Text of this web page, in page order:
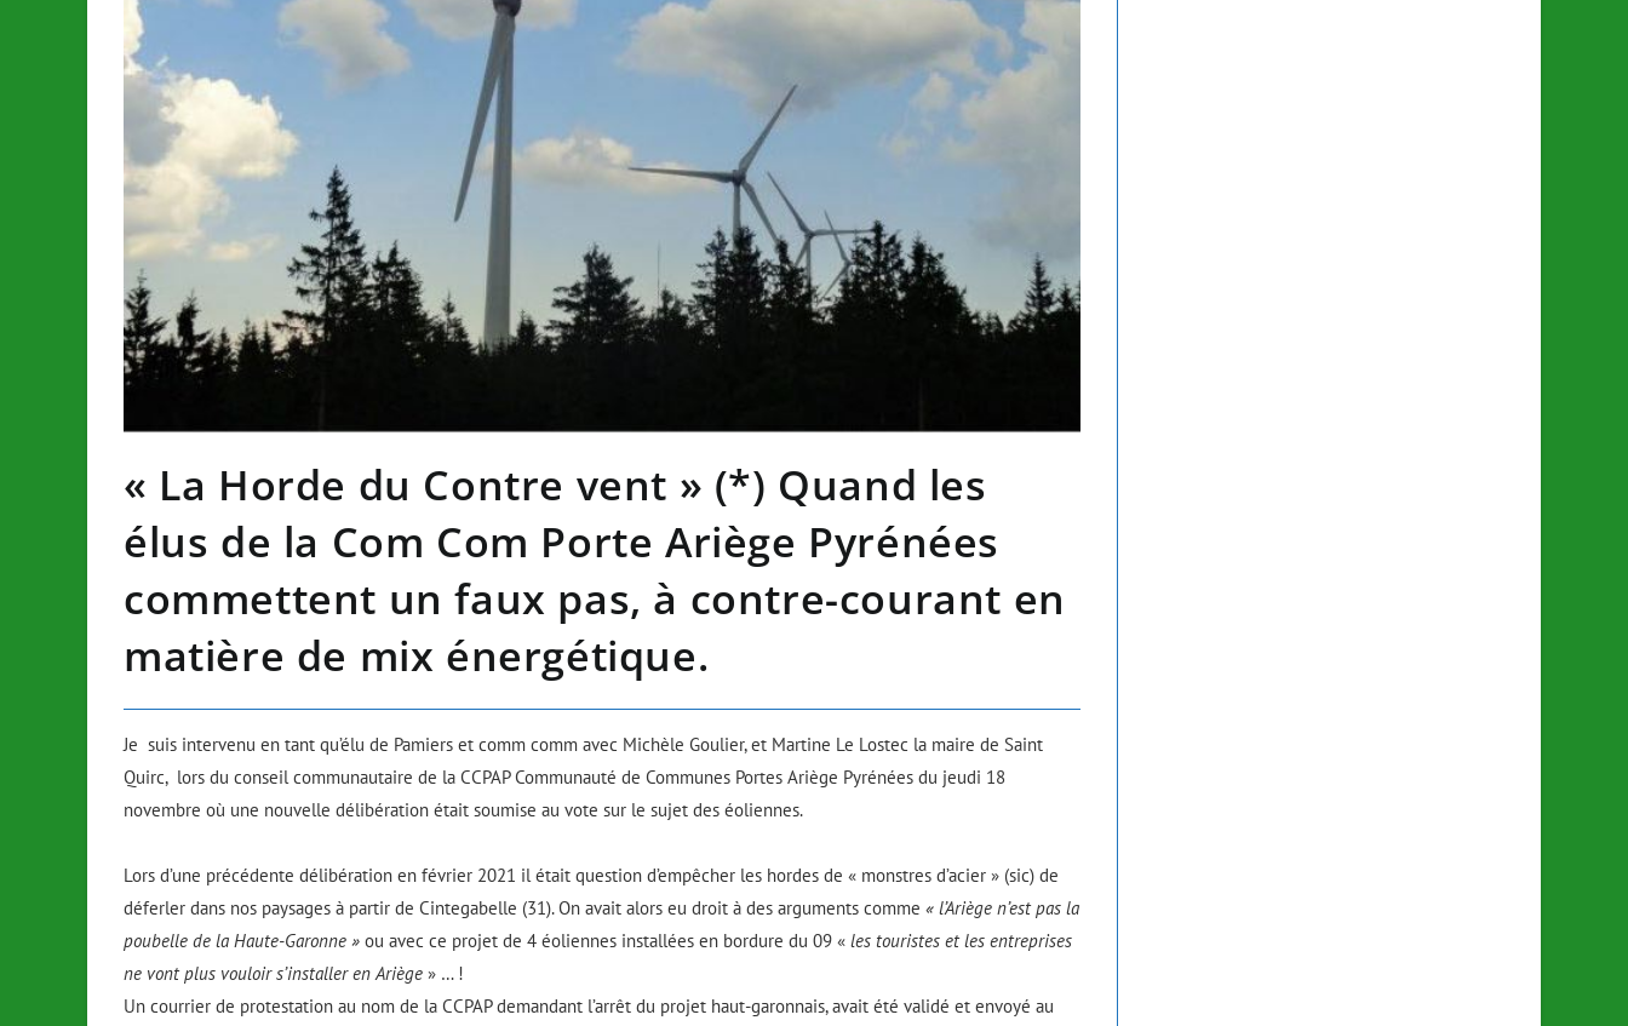
« La Horde du Contre vent » (*) Quand les
élus de la Com Com Porte Ariège Pyrénées
commettent un faux pas, à contre-courant en
matière de mix énergétique.
Je suis intervenu en tant qu’élu de Pamiers et comm comm avec Michèle Goulier, et Martine Le Lostec la maire de Saint
Quirc, lors du conseil communautaire de la CCPAP Communauté de Communes Portes Ariège Pyrénées du jeudi 18
novembre où une nouvelle délibération était soumise au vote sur le sujet des éoliennes.
Lors d’une précédente délibération en février 2021 il était question d’empêcher les hordes de « monstres d’acier » (sic) de
déferler dans nos paysages à partir de Cintegabelle (31). On avait alors eu droit à des arguments comme « l’Ariège n’est pas la
poubelle de la Haute-Garonne » ou avec ce projet de 4 éoliennes installées en bordure du 09 « les touristes et les entreprises
ne vont plus vouloir s’installer en Ariège » … !
Un courrier de protestation au nom de la CCPAP demandant l’arrêt du projet haut-garonnais, avait été validé et envoyé au